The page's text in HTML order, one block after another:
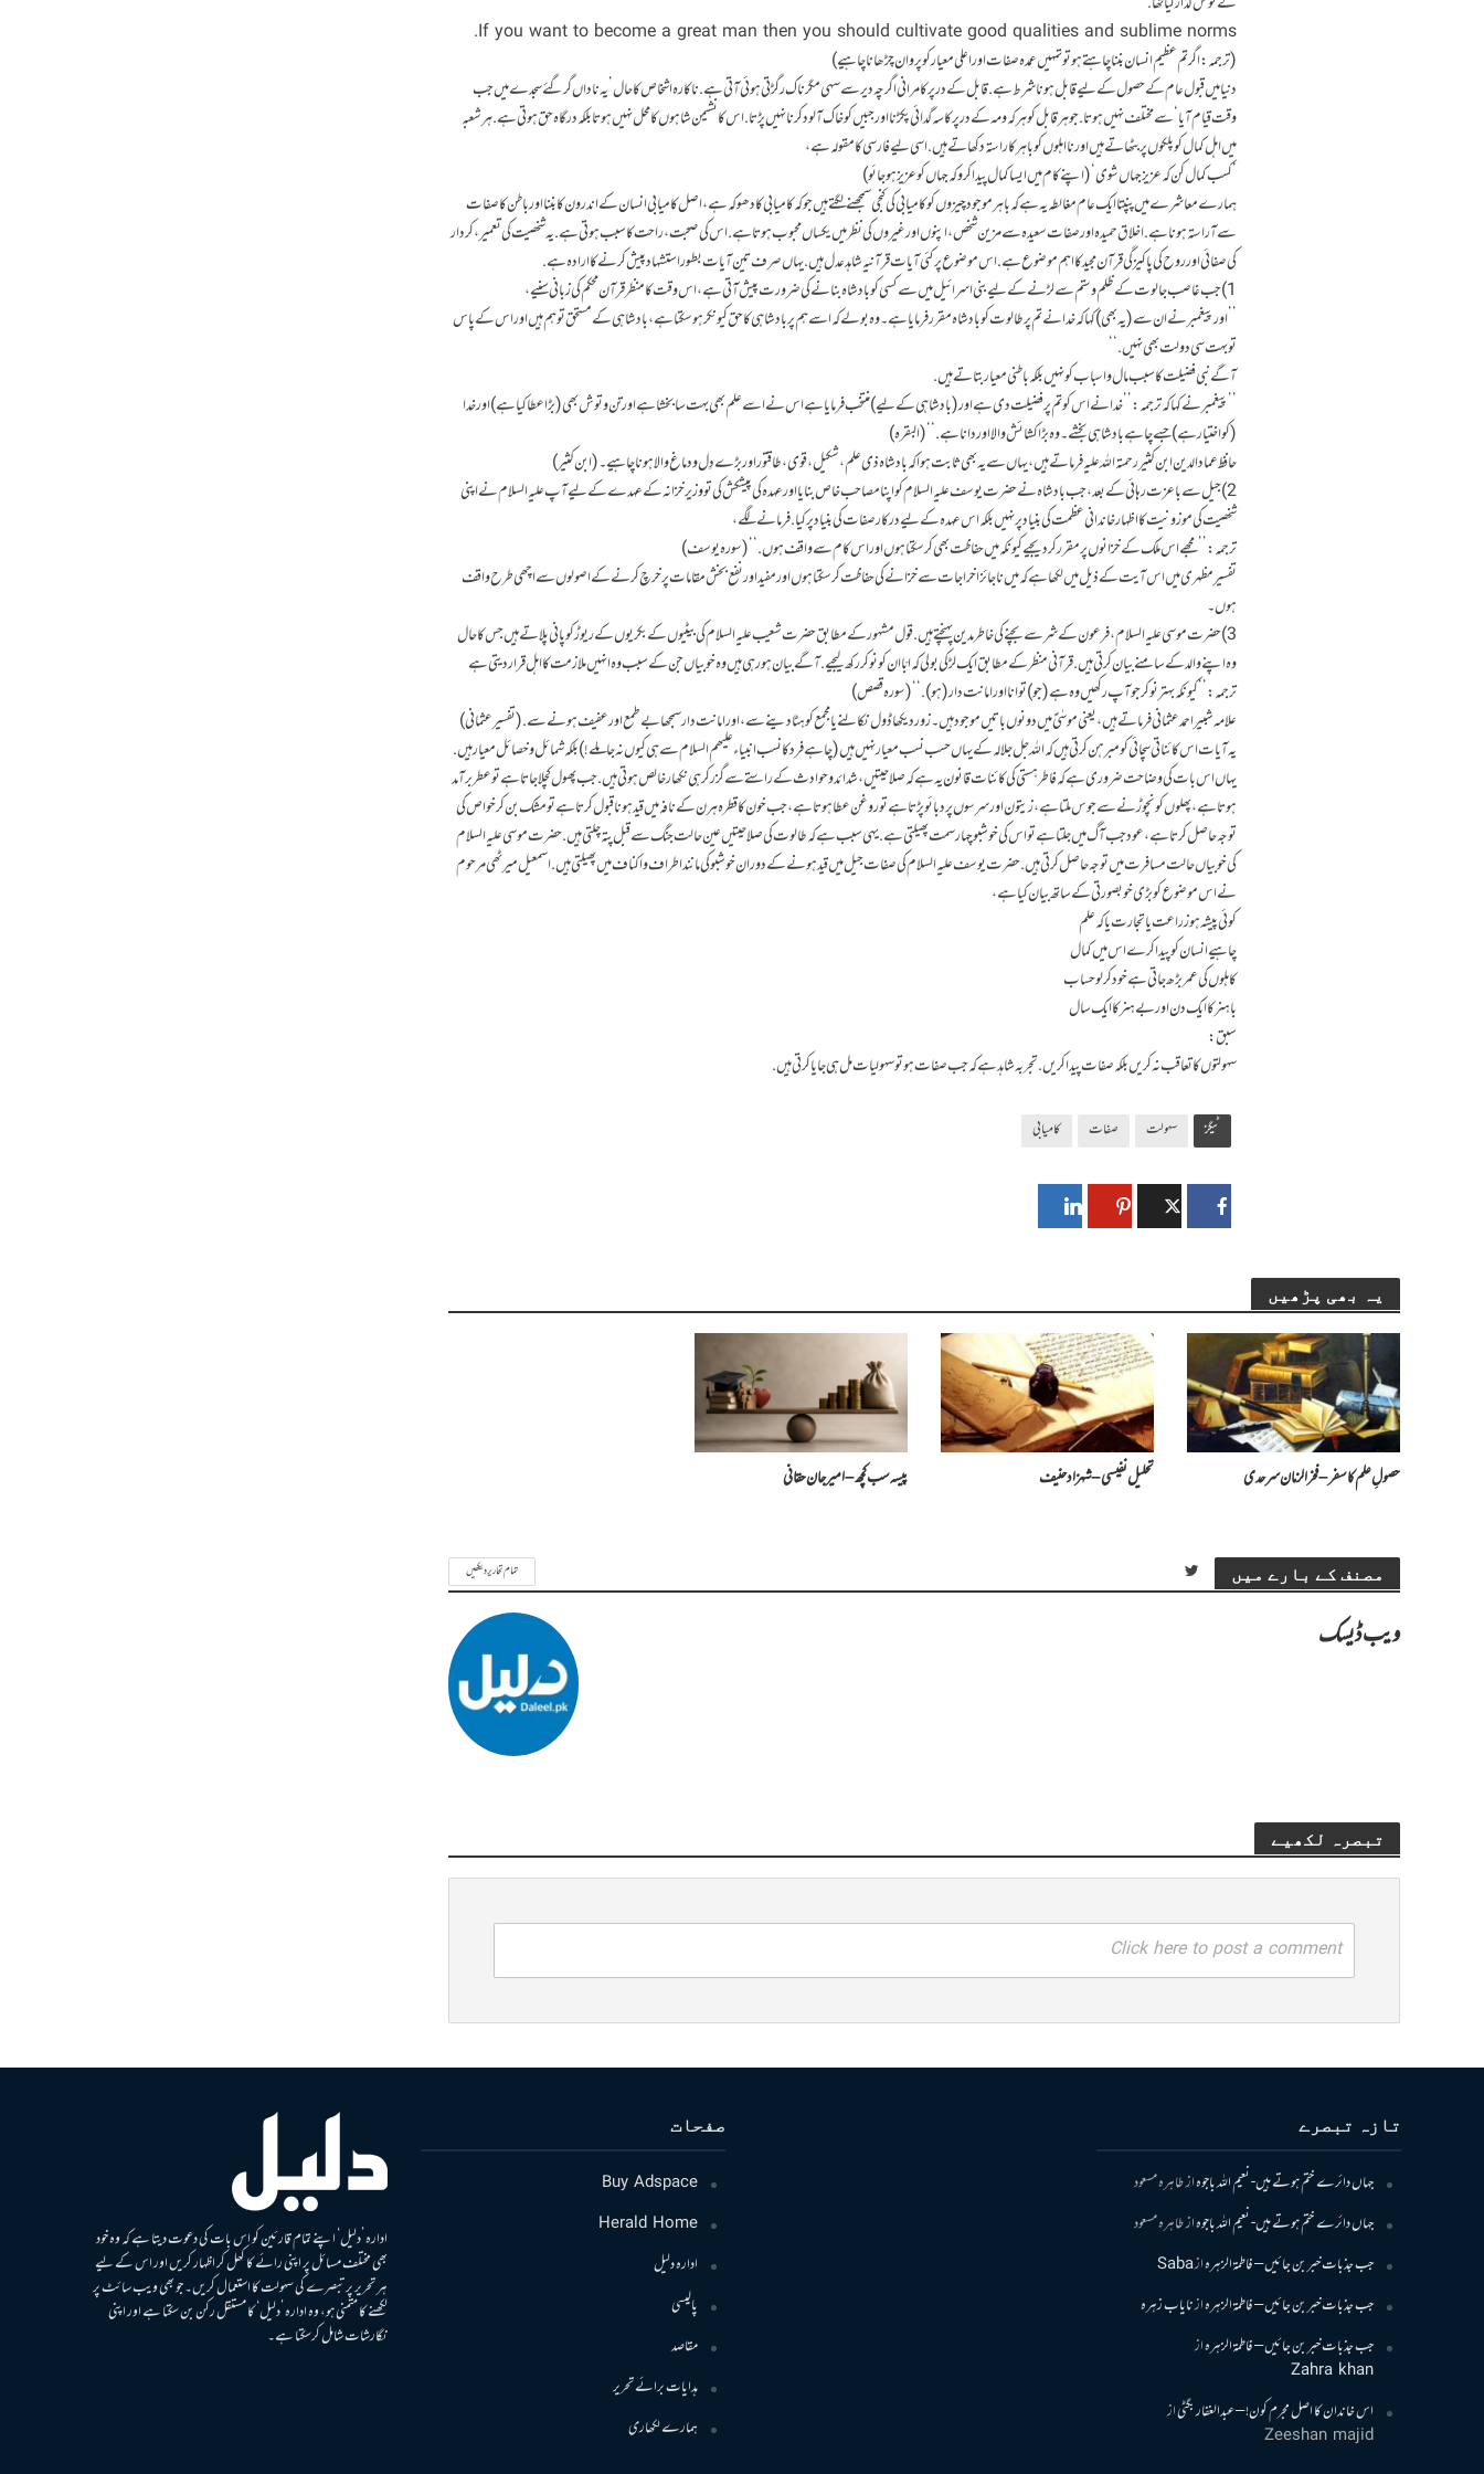
If you want to become a great man then you should cultivate good qualities and sublime norms.
(ترجمہ: اگر تم عظیم انسان بننا چاہتے ہو تو تمہیں عمدہ صفات اور اعلی معیار کو پروان چڑھاناچاہیے)
دنیامیں قبول عام کےحصول کےلیے قابل ہونا شرط ہے. قابل کے در پر کامرانی اگرچہ دیر سے سہی مگر ناک رگڑتی ہوئی آتی ہے. ناکارہ اشخاص کا حال ’یہ ناداں گرگئے سجدے میں جب
وقت قیام آیا‘ سے مختلف نہیں ہوتا. جوہر قابل کو ہرکہ ومہ کے در پر کاسہ گدائی پکڑنا اور جبیں کو خاک آلود کرنا نہیں پڑتا. اس کا نشیمن شاہوں کا محل نہیں ہوتا بلکہ درگاہ حق ہوتی ہے. ہرشعبہ
میں اہل کمال کو پلکوں پر بٹھاتے ہیں اور نااہلوں کو باہر کا راستہ دکھاتے ہیں. اسی لیے فارسی کامقولہ ہے،
’کسب کمال کن کہ عزیز جہاں شوی‘ (اپنے کام میں ایسا کمال پیدا کرو کہ جہاں کو عزیز ہو جائو)
ہمارے معاشرے میں پنپتا ایک عام مغالطہ یہ ہے کہ باہر موجود چیزوں کو کامیابی کی کنجی سمجھنے لگتے ہیں جو کہ کامیابی کا دھوکہ ہے، اصل کامیابی انسان کے اندرون کا بننا اور باطن کا صفات
سے آراستہ ہونا ہے. اخلاق حمیدہ اور صفات سعیدہ سے مزین شخص، اپنوں اور غیروں کی نظر میں یکساں محبوب ہوتا ہے. اس کی صحبت، راحت کا سبب ہوتی ہے. یہ شخصیت کی تعمیر، کردار
کی صفائی اور روح کی پاکیزگی قرآن مجید کا اہم موضوع ہے. اس موضوع پر کئی آیات قرآنیہ شاہد عدل ہیں. یہاں صرف تین آیات بطور استشہاد پیش کرنے کا ارادہ ہے.
1) جب غاصب جالوت کے ظلم و ستم سے لڑنے کے لیے بنی اسرائیل میں سے کسی کو بادشاہ بنانے کی ضرورت پیش آتی ہے، اس وقت کا منظر قرآن محکم کی زبانی سنیے،
’’اور پیغمبر نے ان سے (یہ بھی) کہا کہ خدا نے تم پر طالوت کو بادشاہ مقرر فرمایا ہے۔ وہ بولے کہ اسے ہم پر بادشاہی کا حق کیونکر ہوسکتا ہے، بادشاہی کے مستحق تو ہم ہیں اور اس کے پاس
تو بہت سی دولت بھی نہیں.‘‘
آگے نبی فضیلت کا سبب مال و اسباب کو نہیں بلکہ باطنی معیار بتاتے ہیں.
’’پیغمبر نے کہا کہ ترجمہ:’’خدا نے اس کو تم پر فضیلت دی ہے اور (بادشاہی کے لیے) منتخب فرمایا ہے اس نے اسے علم بھی بہت سا بخشا ہے اور تن و توش بھی (بڑا عطا کیا ہے) اور خدا
(کو اختیار ہے) جسے چاہے بادشاہی بخشے۔ وہ بڑا کشائش والا اور دانا ہے.‘‘ (البقرہ)
حافظ عمادالدین ابن کثیررحمتہ اللہ علیہ فرماتے ہیں، یہاں سے یہ بھی ثابت ہوا کہ بادشاہ ذی علم، شکیل، قوی، طاقتور اور بڑے دِل و دماغ والا ہونا چاہیے۔ (ابن کثیر)
2) جیل سے باعزت رہائی کے بعد، جب بادشاہ نے حضرت یوسف علیہ السلام کو اپنا مصاحب خاص بنایا اور عہدہ کی پیشکش کی تو وزیرخزانہ کے عہدے کے لیے آپ علیہ السلام نے اپنی
شخصیت کی موزونیت کا اظہار خاندانی عظمت کی بنیاد پر نہیں بلکہ اس عہدہ کےلیے درکار صفات کی بنیاد پر کیا. فرمانےلگے،
ترجمہ: ’’مجھے اس ملک کے خزانوں پر مقرر کر دیجیے کیونکہ میں حفاظت بھی کرسکتا ہوں اور اس کام سے واقف ہوں.‘‘ (سورہ یوسف)
تفسیرمظہری میں اس آیت کےذیل میں لکھاہےکہ میں ناجائز اخراجات سے خزانے کی حفاظت کرسکتا ہوں اور مفید اور نفع بخش مقامات پر خرچ کرنے کے اصولوں سے اچھی طرح واقف
ہوں۔
3) حضرت موسی علیہ السلام، فرعون کے شر سے بچنے کی خاطر مدین پہنچتے ہیں. قول مشہور کے مطابق حضرت شعیب علیہ السلام کی بیٹیوں کے بکریوں کے ریوڑ کو پانی پلاتے ہیں جس کاحال
وہ اپنے والد کے سامنے بیان کرتی ہیں. قرآنی منظر کے مطابق ایک لڑکی بولی کہ ابّا ان کو نوکر رکھ لیجیے. آگے بیان ہو رہی ہیں وہ خوبیاں جن کے سبب وہ انہیں ملازمت کا اہل قرار دیتی ہے
ترجمہ:’’ کیونکہ بہتر نوکر جو آپ رکھیں وہ ہے (جو) توانا اور امانت دار (ہو).‘‘ (سورہ قصص)
علامہ شبیراحمدعثمانی فرماتے ہیں، یعنی موسٰیؑ میں دونوں باتیں موجود ہیں۔ زور دیکھا ڈول نکالنے یا مجمع کو ہٹا دینے سے، اور امانت دار سمجھا بے طمع اور عفیف ہونے سے. (تفسیرعثمانی)
یہ آیات اس کائناتی سچائی کو مبرہن کرتی ہیں کہ اللہ جل جلالہ کے یہاں حسب نسب معیار نہیں ہیں (چاہے فرد کا نسب انبیاء علیھم السلام سے ہی کیوں نہ جاملے!) بلکہ شمائل و خصائل معیار ہیں.
یہاں اس بات کی وضاحت ضروری ہے کہ فاطر ہستی کی کائنات قانون یہ ہے کہ صلاحیتیں، شدائد و حوادث کے راستے سے گزر کر ہی نکھار خالص ہوتی ہیں. جب پھول کچلا جاتا ہے تو عطر برآمد
ہوتا ہے، پھلوں کو نچوڑنے سےجوس ملتا ہے، زیتون اور سرسوں پر دبائو پڑتا ہے تو روغن عطا ہوتا ہے، جب خون کا قطرہ ہرن کے نافہ میں قید ہونا قبول کرتا ہے تو مشک بن کر خواص کی
توجہ حاصل کرتا ہے، عود جب آگ میں جلتا ہے تو اس کی خوشبو چہار سمت پھیلتی ہے. یہی سبب ہے کہ طالوت کی صلاحیتیں عین حالت جنگ سے قبل پتہ چلتی ہیں. حضرت موسی علیہ السلام
کی خوبیاں حالت مسافرت میں توجہ حاصل کرتی ہیں. حضرت یوسف علیہ السلام کی صفات جیل میں قید ہونے کے دوران خوشبو کی مانند اطراف و اکناف میں پھیلتی ہیں. اسمعیل میرٹھی مرحوم
نے اس موضوع کو بڑی خوبصورتی کےساتھ بیان کیاہے،
کوئی پیشہ ہو زراعت یا تجارت یا کہ علم
چاہیے انسان کو پیدا کرے اس میں کمال
کاہلوں کی عمر بڑھ جاتی ہے خود کر لو حساب
با ہنر کا ایک دن اور بے ہنر کا ایک سال
سبق:
سہولتوں کا تعاقب نہ کریں بلکہ صفات پیدا کریں. تجربہ شاہد ہے کہ جب صفات ہو تو سہولیات مل ہی جایا کرتی ہیں.
ٹیگز سہولت صفات کامیابی
یہ بھی پڑھیں
حصولِ علم کا سفر – فخرالزمان سرحدی تحلیل نفیسی – شہزاد حنیف پیسہ سب کچھ – امیرجان حقانی
مصنف کے بارے میں تمام تحاریر دیکھیں
ویب ڈیسک
تبصرہ لکھیے
Click here to post a comment
ادارہ ’دلیل‘ اپنے تمام قارئین کو اس بات کی دعوت دیتا ہے کہ وہ خود
بھی مختلف مسائل پر اپنی رائے کا کھل کر اظہار کریں اور اس کے لیے
ہر تحریر پر تبصرے کی سہولت کا استعمال کریں۔ جو بھی ویب سائٹ پر
لکھنے کا متمنی ہو، وہ ادارہ ’دلیل‘ کا مستقل رکن بن سکتا ہے اور اپنی
نگارشات شامل کرسکتا ہے۔
صفحات
Buy Adspace
Herald Home
ادارہ دلیل
پالیسی
مقاصد
ہدایات برائے تحریر
ہمارے لکھاری
تازہ تبصرے
جہاں دائرے ختم ہوتے ہیں- نعیم اللہ باجوہازطاہرہ مسعود
جہاں دائرے ختم ہوتے ہیں- نعیم اللہ باجوہازطاہرہ مسعود
جب جذبات خبر بن جائیں – فاطمۃالزہرہازSaba
جب جذبات خبر بن جائیں – فاطمۃالزہرہازنایاب زہرہ
جب جذبات خبر بن جائیں – فاطمۃالزہرہاز
Zahra khan
اس خاندان کا اصل مجرم کون! – عبدالغفار بگٹیاز
Zeeshan majid